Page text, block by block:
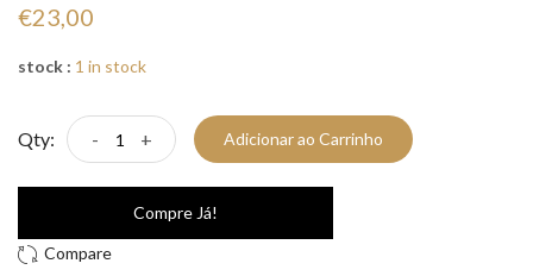
€23,00
stock : 1 in stock
Qty: - + Adicionar ao Carrinho
Compre Já!